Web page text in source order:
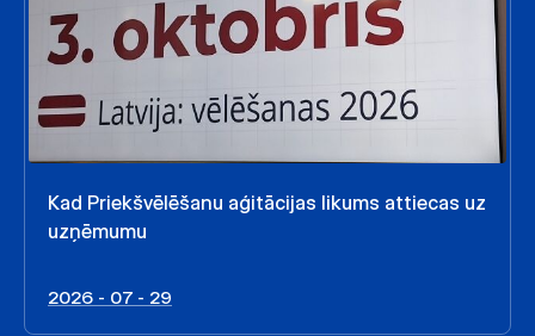
Kad Priekšvēlēšanu aģitācijas likums attiecas uz
uzņēmumu
2026 - 07 - 29